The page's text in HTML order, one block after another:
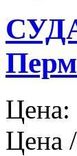
Цена:
Цена